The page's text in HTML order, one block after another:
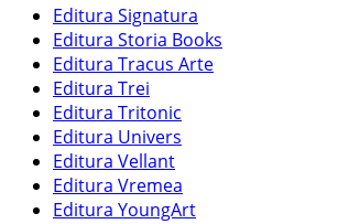
Editura Signatura
Editura Storia Books
Editura Tracus Arte
Editura Trei
Editura Tritonic
Editura Univers
Editura Vellant
Editura Vremea
Editura YoungArt